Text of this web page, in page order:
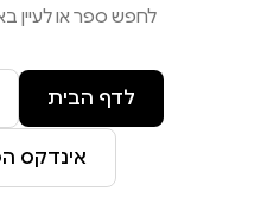
לחפש ספר או לעיין
לדף הבית
אינדקס